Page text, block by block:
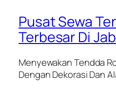
Pusat Sewa
Terbesar Di
Menyewakan Tendda
Dengan Dekorasi Dan